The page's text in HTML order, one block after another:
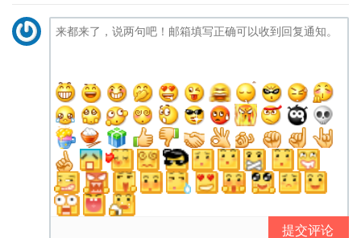
提交评论